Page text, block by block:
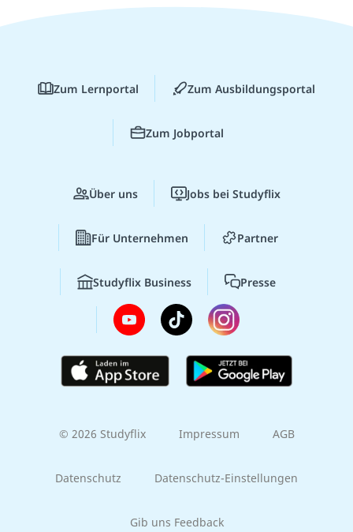
Zum Lernportal Zum Ausbildungsportal
Zum Jobportal
Über uns Jobs bei Studyflix
Für Unternehmen Partner
Studyflix Business Presse
© 2026 Studyflix Impressum AGB
Datenschutz Datenschutz-Einstellungen
Gib uns Feedback